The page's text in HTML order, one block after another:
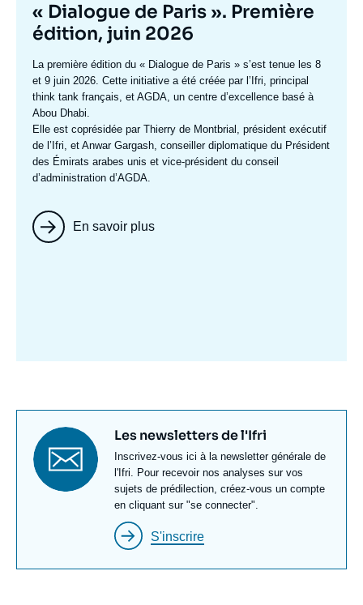
Titre
mis
en
avant
« Dialogue de Paris ». Première
édition, juin 2026
Texte
accroche
La première édition du « Dialogue de Paris » s’est tenue les 8
et 9 juin 2026. Cette initiative a été créée par l’Ifri, principal
think tank français, et AGDA, un centre d’excellence basé à
Abou Dhabi.
Elle est coprésidée par Thierry de Montbrial , président exécutif
de l’Ifri, et Anwar Gargash, conseiller diplomatique du Président
des Émirats arabes unis et vice-président du conseil
d’administration d’AGDA.
En savoir plus
Titre
newsletter
Les newsletters de l'Ifri
Texte
Newsletter
Inscrivez-vous ici à la newsletter générale de
l'Ifri. Pour recevoir nos analyses sur vos
sujets de prédilection, créez-vous un compte
en cliquant sur "se connecter".
S'inscrire